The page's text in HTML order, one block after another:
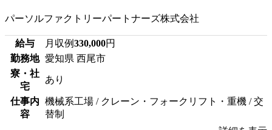
パーソルファクトリーパートナーズ株式会社
給与 月収例330,000円
勤務地 愛知県 西尾市
寮・社
宅
あり
仕事内
容
機械系工場 / クレーン・フォークリフト・重機 / 交
替制